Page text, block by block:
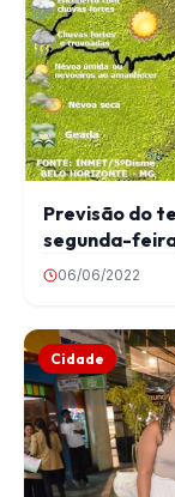
Previsão do
segunda-
06/06/2022
Cidade